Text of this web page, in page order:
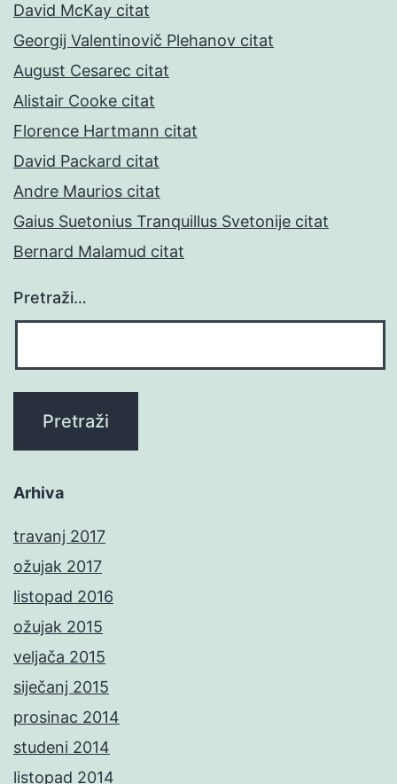
David McKay citat
Georgij Valentinovič Plehanov citat
August Cesarec citat
Alistair Cooke citat
Florence Hartmann citat
David Packard citat
Andre Maurios citat
Gaius Suetonius Tranquillus Svetonije citat
Bernard Malamud citat
Pretraži…
Arhiva
travanj 2017
ožujak 2017
listopad 2016
ožujak 2015
veljača 2015
siječanj 2015
prosinac 2014
studeni 2014
listopad 2014